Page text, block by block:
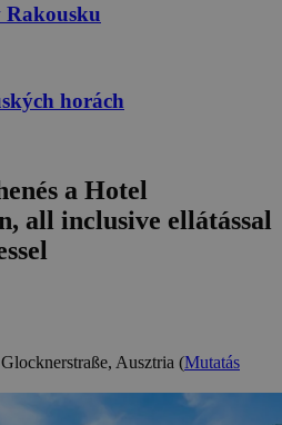
Rakousku
horách
a Hotel
all inclusive ellátással
Ausztria (Mutatás